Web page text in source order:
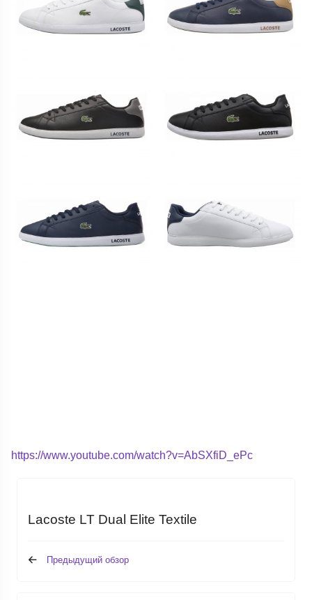
https://www.youtube.com/watch?v=AbSXfiD_ePc
Lacoste LT Dual Elite Textile
Предыдущий обзор